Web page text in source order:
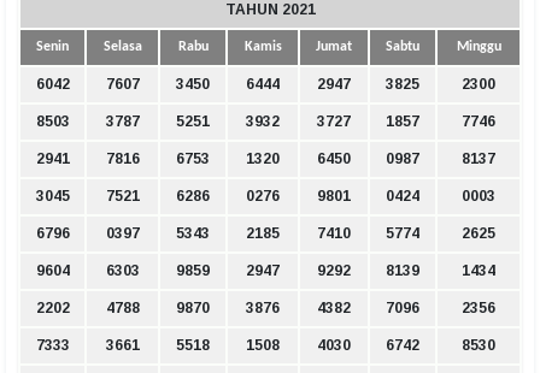
TAHUN 2021
Senin Selasa Rabu Kamis Jumat Sabtu Minggu
6042 7607 3450 6444 2947 3825 2300
8503 3787 5251 3932 3727 1857 7746
2941 7816 6753 1320 6450 0987 8137
3045 7521 6286 0276 9801 0424 0003
6796 0397 5343 2185 7410 5774 2625
9604 6303 9859 2947 9292 8139 1434
2202 4788 9870 3876 4382 7096 2356
7333 3661 5518 1508 4030 6742 8530